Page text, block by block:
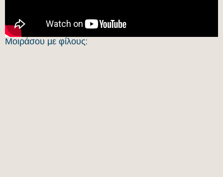
Μοιράσου με φίλους: